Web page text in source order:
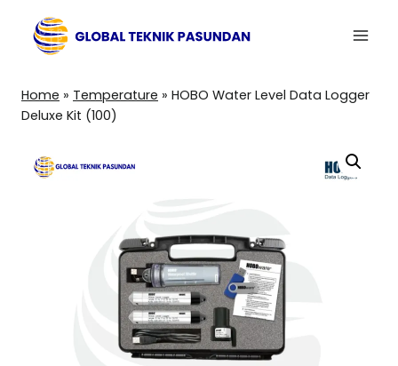
content
Home » Temperature » HOBO Water Level Data Logger
Deluxe Kit (100)